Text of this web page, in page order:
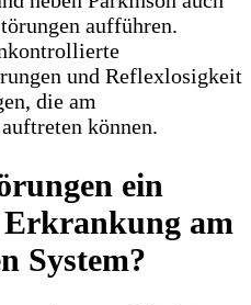
aufführen.
und Reflexlosigkeit
die am
können.
ein
Erkrankung am
System?